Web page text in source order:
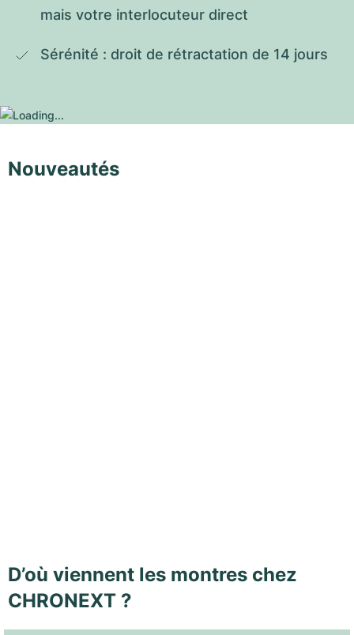
mais votre interlocuteur direct
Sérénité : droit de rétractation de 14 jours
Nouveautés
D’où viennent les montres chez
CHRONEXT ?